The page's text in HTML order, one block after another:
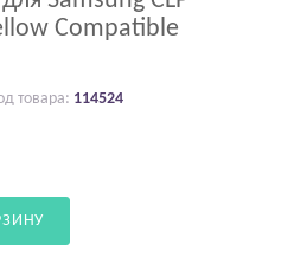
Compatible
товара: 114524